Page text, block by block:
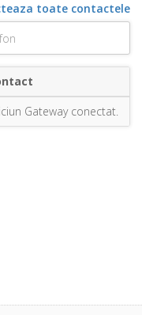
toate contactele
Gateway conectat.